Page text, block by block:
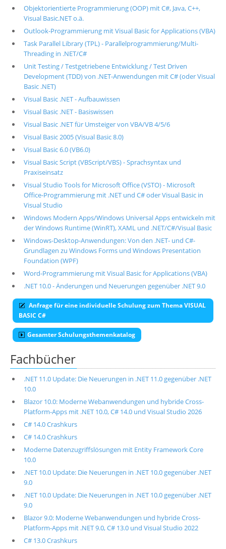
Objektorientierte Programmierung (OOP) mit C#, Java, C++,
Visual Basic.NET o.ä.
Outlook-Programmierung mit Visual Basic for Applications (VBA)
Task Parallel Library (TPL) - Parallelprogrammierung/Multi-
Threading in .NET/C#
Unit Testing / Testgetriebene Entwicklung / Test Driven
Development (TDD) von .NET-Anwendungen mit C# (oder Visual
Basic .NET)
Visual Basic .NET - Aufbauwissen
Visual Basic .NET - Basiswissen
Visual Basic .NET für Umsteiger von VBA/VB 4/5/6
Visual Basic 2005 (Visual Basic 8.0)
Visual Basic 6.0 (VB6.0)
Visual Basic Script (VBScript/VBS) - Sprachsyntax und
Praxiseinsatz
Visual Studio Tools for Microsoft Office (VSTO) - Microsoft
Office-Programmierung mit .NET und C# oder Visual Basic in
Visual Studio
Windows Modern Apps/Windows Universal Apps entwickeln mit
der Windows Runtime (WinRT), XAML und .NET/C#/Visual Basic
Windows-Desktop-Anwendungen: Von den .NET- und C#-
Grundlagen zu Windows Forms und Windows Presentation
Foundation (WPF)
Word-Programmierung mit Visual Basic for Applications (VBA)
.NET 10.0 - Änderungen und Neuerungen gegenüber .NET 9.0
Anfrage für eine individuelle Schulung zum Thema VISUAL
BASIC C#
Gesamter Schulungsthemenkatalog
Fachbücher
.NET 11.0 Update: Die Neuerungen in .NET 11.0 gegenüber .NET
10.0
Blazor 10.0: Moderne Webanwendungen und hybride Cross-
Platform-Apps mit .NET 10.0, C# 14.0 und Visual Studio 2026
C# 14.0 Crashkurs
C# 14.0 Crashkurs
Moderne Datenzugriffslösungen mit Entity Framework Core
10.0
.NET 10.0 Update: Die Neuerungen in .NET 10.0 gegenüber .NET
9.0
.NET 10.0 Update: Die Neuerungen in .NET 10.0 gegenüber .NET
9.0
Blazor 9.0: Moderne Webanwendungen und hybride Cross-
Platform-Apps mit .NET 9.0, C# 13.0 und Visual Studio 2022
C# 13.0 Crashkurs